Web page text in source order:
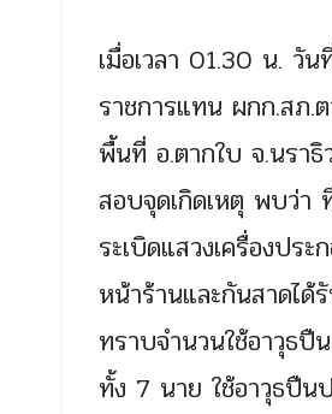
เมื่อเวลา 01.30 น. วั
ราชการแทน ผกก.สภ.
พื้นที่ อ.ตากใบ จ.นราธิ
สอบจุดเกิดเหตุ พบว่า
ระเบิดแสวงเครื่องปร
หน้าร้านและกันสาดไ
ทราบจำนวนใช้อาวุธปื
ทั้ง 7 นาย ใช้อาวุธปืน